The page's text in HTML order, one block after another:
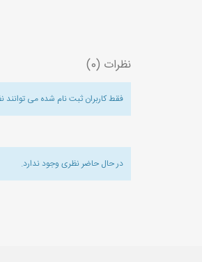
نظرات (0)
فقط کاربران ثبت نام شده می توانند
در حال حاضر نظری وجود ندارد.